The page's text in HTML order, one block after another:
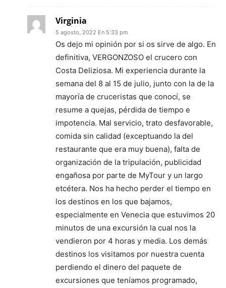
Virginia
5 agosto, 2022 En 5:33 pm
Os dejo mi opinión por si os sirve de algo. En
definitiva, VERGONZOSO el crucero con
Costa Deliziosa. Mi experiencia durante la
semana del 8 al 15 de julio, junto con la de la
mayoría de cruceristas que conocí, se
resume a quejas, pérdida de tiempo e
impotencia. Mal servicio, trato desfavorable,
comida sin calidad (exceptuando la del
restaurante que era muy buena), falta de
organización de la tripulación, publicidad
engañosa por parte de MyTour y un largo
etcétera. Nos ha hecho perder el tiempo en
los destinos en los que bajamos,
especialmente en Venecia que estuvimos 20
minutos de una excursión la cual nos la
vendieron por 4 horas y media. Los demás
destinos los visitamos por nuestra cuenta
perdiendo el dinero del paquete de
excursiones que teníamos programado,